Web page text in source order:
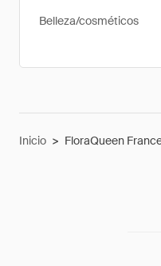
Belleza/cosméticos
Inicio > FloraQueen